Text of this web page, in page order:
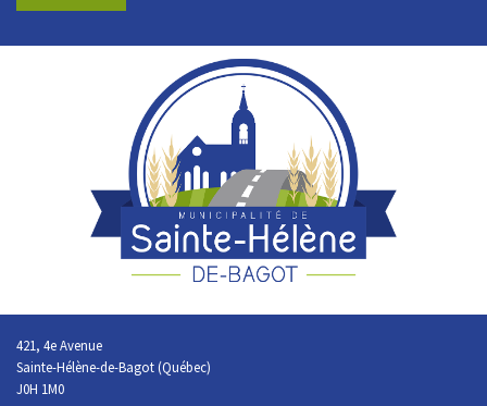
421, 4e Avenue
Sainte-Hélène-de-Bagot (Québec)
J0H 1M0